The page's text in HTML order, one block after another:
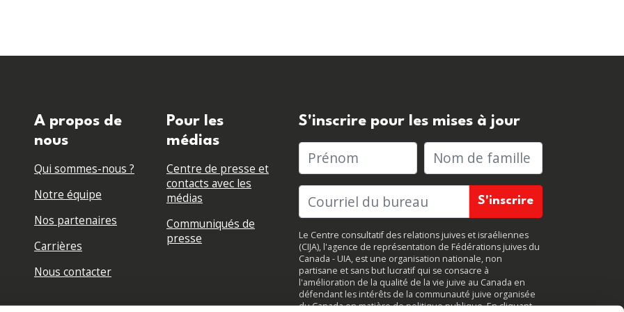
A propos de
nous
Qui sommes-nous ?
Notre équipe
Nos partenaires
Carrières
Nous contacter
Pour les
médias
Centre de presse et
contacts avec les
médias
Communiqués de
presse
S'inscrire pour les mises à jour
Prénom Nom de famille
Le Centre consultatif des relations juives et israéliennes
(CIJA), l'agence de représentation de Fédérations juives du
Canada - UIA, est une organisation nationale, non
partisane et sans but lucratif qui se consacre à
l'amélioration de la qualité de la vie juive au Canada en
défendant les intérêts de la communauté juive organisée
du Canada en matière de politique publique. En cliquant